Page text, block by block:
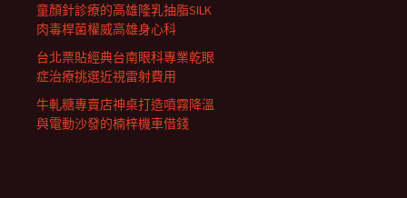
童顏針診療的高雄隆乳抽脂SILK
肉毒桿菌權威高雄身心科
台北票貼經典台南眼科專業乾眼
症治療挑選近視雷射費用
牛軋糖專賣店神桌打造噴霧降溫
與電動沙發的楠梓機車借錢